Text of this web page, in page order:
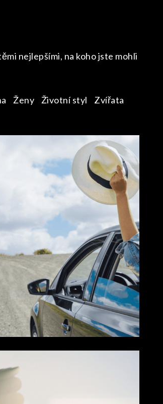
nejlepšími, na koho jste mohli
Ženy Životní styl Zvířata
CESTOVÁNÍ
necestou